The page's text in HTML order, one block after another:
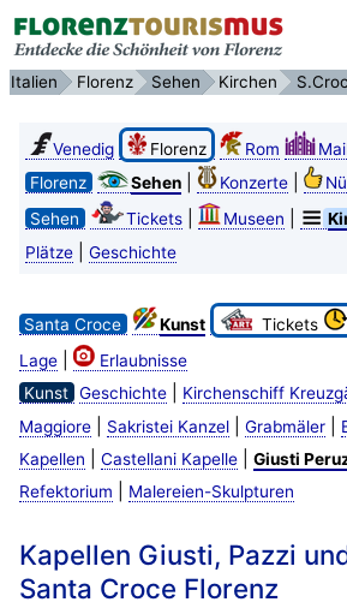
Italien Florenz Sehen Kirchen
Venedig Florenz Rom
Florenz
Sehen| Konzerte|
Sehen
Tickets| Museen
Plätze| Geschichte
Santa Croce Kunst Tickets
Lage|
Erlaubnisse
Kunst Geschichte| Kirchenschiff
Maggiore| Sakristei Kanzel| Grabmäler|
Kapellen
Castellani Kapelle| Giusti
Refektorium Malereien-Skulpturen
Kapellen Giusti, Pazzi
Santa Croce Florenz